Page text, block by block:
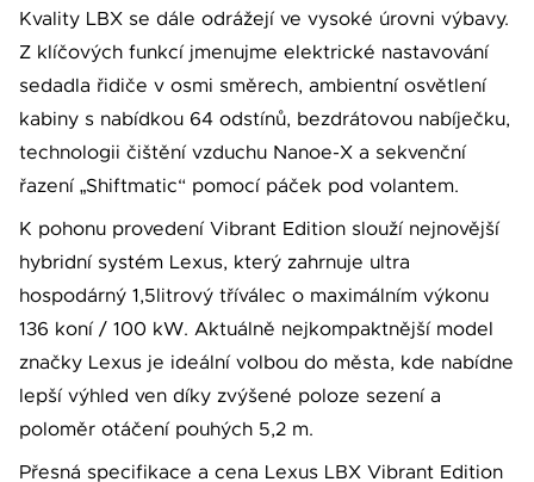
Kvality LBX se dále odrážejí ve vysoké úrovni výbavy.
Z klíčových funkcí jmenujme elektrické nastavování
sedadla řidiče v osmi směrech, ambientní osvětlení
kabiny s nabídkou 64 odstínů, bezdrátovou nabíječku,
technologii čištění vzduchu Nanoe-X a sekvenční
řazení „Shiftmatic“ pomocí páček pod volantem.
K pohonu provedení Vibrant Edition slouží nejnovější
hybridní systém Lexus, který zahrnuje ultra
hospodárný 1,5litrový tříválec o maximálním výkonu
136 koní / 100 kW. Aktuálně nejkompaktnější model
značky Lexus je ideální volbou do města, kde nabídne
lepší výhled ven díky zvýšené poloze sezení a
poloměr otáčení pouhých 5,2 m.
Přesná specifikace a cena Lexus LBX Vibrant Edition